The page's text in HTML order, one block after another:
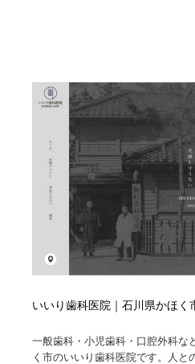
いいり歯科医院｜石川県かほく
一般歯科・小児歯科・口腔外科な
く市のいいり歯科医院です。人と